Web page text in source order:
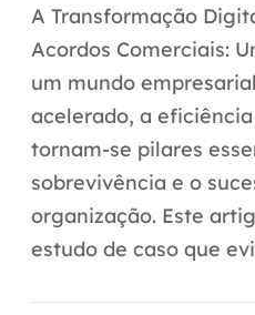
Aceleradores de IA
Automação inteligente
Integração de IA
RPA e hiperautomação
AI Day
A Transformação
Acordos Comerciais:
um mundo
acelerado, a
tornam-se pilares
sobrevivência e o
organização. Este
estudo de caso que